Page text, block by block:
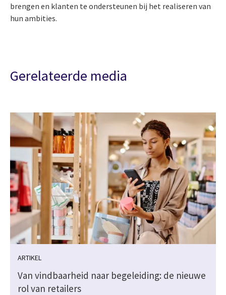
brengen en klanten te ondersteunen bij het realiseren van
hun ambities.
Gerelateerde media
ARTIKEL
Van vindbaarheid naar begeleiding: de nieuwe
rol van retailers